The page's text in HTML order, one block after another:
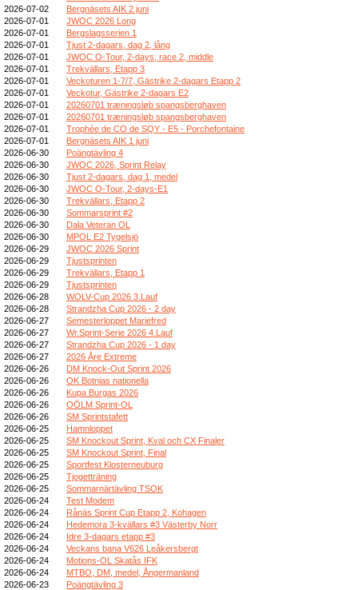
2026-07-02
Bergnäsets AIK 2 juni
2026-07-01
JWOC 2026 Long
2026-07-01
Bergslagsserien 1
2026-07-01
Tjust 2-dagars, dag 2, lång
2026-07-01
JWOC O-Tour, 2-days, race 2, middle
2026-07-01
Trekvällars, Etapp 3
2026-07-01
Veckoturen 1-7/7, Gästrike 2-dagars Etapp 2
2026-07-01
Veckotur, Gästrike 2-dagars E2
2026-07-01
20260701 træningsløb spangsberghaven
2026-07-01
20260701 træningsløb spangsberghaven
2026-07-01
Trophée de CO de SQY - E5 - Porchefontaine
2026-07-01
Bergnäsets AIK 1 juni
2026-06-30
Poängtävling 4
2026-06-30
JWOC 2026, Sprint Relay
2026-06-30
Tjust 2-dagars, dag 1, medel
2026-06-30
JWOC O-Tour, 2-days-E1
2026-06-30
Trekvällars, Etapp 2
2026-06-30
Sommarsprint #2
2026-06-30
Dala Veteran OL
2026-06-30
MPOL E2 Tygelsjö
2026-06-29
JWOC 2026 Sprint
2026-06-29
Tjustsprinten
2026-06-29
Trekvällars, Etapp 1
2026-06-29
Tjustsprinten
2026-06-28
WOLV-Cup 2026 3.Lauf
2026-06-28
Strandzha Cup 2026 - 2 day
2026-06-27
Semesterloppet Mariefred
2026-06-27
Wr.Sprint-Serie 2026 4.Lauf
2026-06-27
Strandzha Cup 2026 - 1 day
2026-06-27
2026 Åre Extreme
2026-06-26
DM Knock-Out Sprint 2026
2026-06-26
OK Botnias nationella
2026-06-26
Kupa Burgas 2026
2026-06-26
OÖLM Sprint-OL
2026-06-26
SM Sprintstafett
2026-06-25
Hamnloppet
2026-06-25
SM Knockout Sprint, Kval och CX Finaler
2026-06-25
SM Knockout Sprint, Final
2026-06-25
Sportfest Klosterneuburg
2026-06-25
Tjogetträning
2026-06-25
Sommarnärtävling TSOK
2026-06-24
Test Modem
2026-06-24
Rånäs Sprint Cup Etapp 2, Kohagen
2026-06-24
Hedemora 3-kvällars #3 Västerby Norr
2026-06-24
Idre 3-dagars etapp #3
2026-06-24
Veckans bana V626 Leåkersbergt
2026-06-24
Motions-OL Skatås IFK
2026-06-24
MTBO, DM, medel, Ångermanland
2026-06-23
Poängtävling 3